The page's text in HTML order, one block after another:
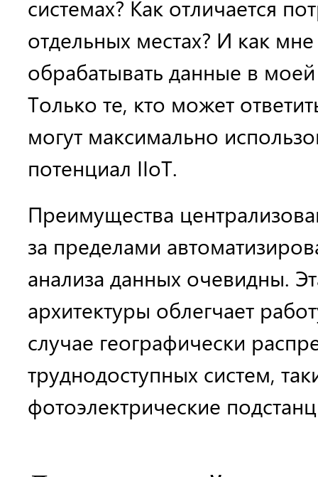
системах? Как отличается
отдельных местах? И как
обрабатывать данные в моей
Только те, кто может
могут максимально
потенциал IIoT.
Преимущества
за пределами
анализа данных очевидны.
архитектуры облегчает
случае географически
труднодоступных систем,
фотоэлектрические